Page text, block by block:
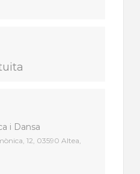
i Dansa
12, 03590 Altea,